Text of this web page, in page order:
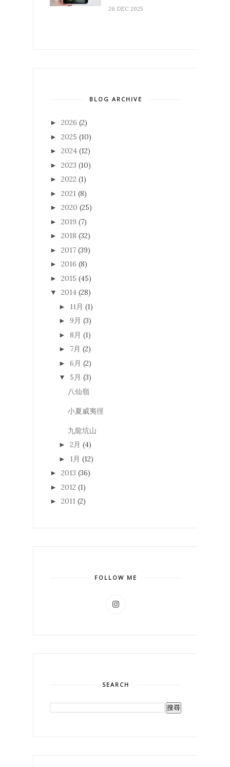
26 DEC 2025
BLOG ARCHIVE
► 2026 (2)
► 2025 (10)
► 2024 (12)
► 2023 (10)
► 2022 (1)
► 2021 (8)
► 2020 (25)
► 2019 (7)
► 2018 (32)
► 2017 (39)
► 2016 (8)
► 2015 (45)
▼ 2014 (28)
► 11月 (1)
► 9月 (3)
► 8月 (1)
► 7月 (2)
► 6月 (2)
▼ 5月 (3)
八仙嶺
小夏威夷徑
九龍坑山
► 2月 (4)
► 1月 (12)
► 2013 (36)
► 2012 (1)
► 2011 (2)
FOLLOW ME
SEARCH